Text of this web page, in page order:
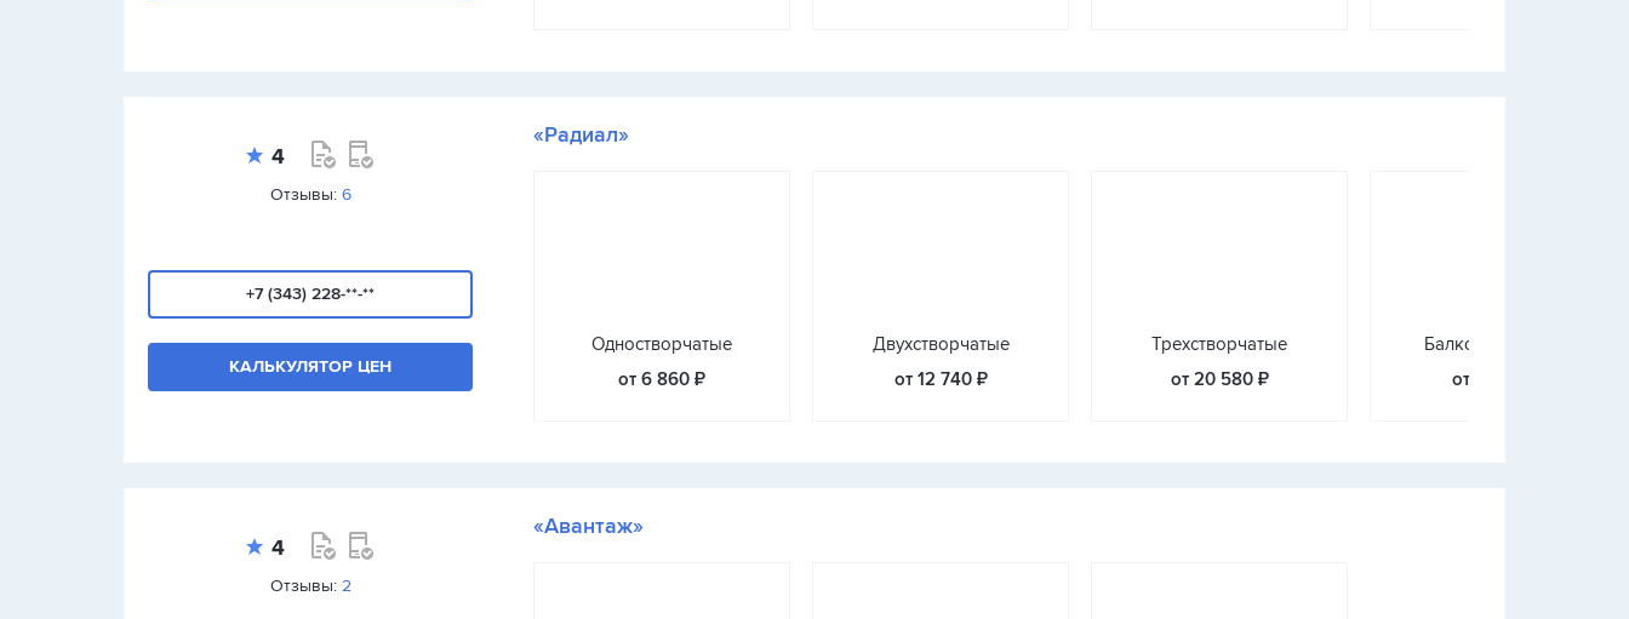
4
Отзывы: 6
+7 (343) 228-**-**
КАЛЬКУЛЯТОР ЦЕН
«Радиал»
Одностворчатые
от 6 860 ₽
Двухстворчатые
от 12 740 ₽
Трехстворчатые
от 20 580 ₽
Балконные блоки
от 17 430 ₽
4
Отзывы: 2
«Авантаж»